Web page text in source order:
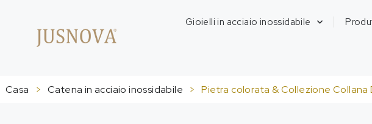
Gioielli in acciaio inossidabile
Casa > Catena in acciaio inossidabile > Pietra colorata & Collezione